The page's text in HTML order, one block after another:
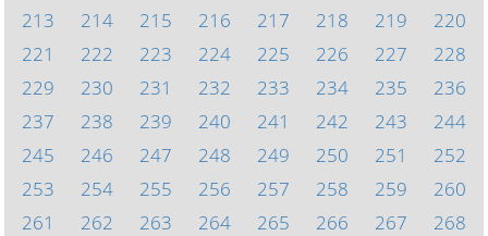
213
214 215 216 217 218 219
220
221
222 223 224 225 226 227
228
229
230 231 232 233 234 235
236
237
238 239 240 241 242 243
244
245
246 247 248 249 250 251
252
253
254 255 256 257 258 259
260
261
262 263 264 265 266 267
268